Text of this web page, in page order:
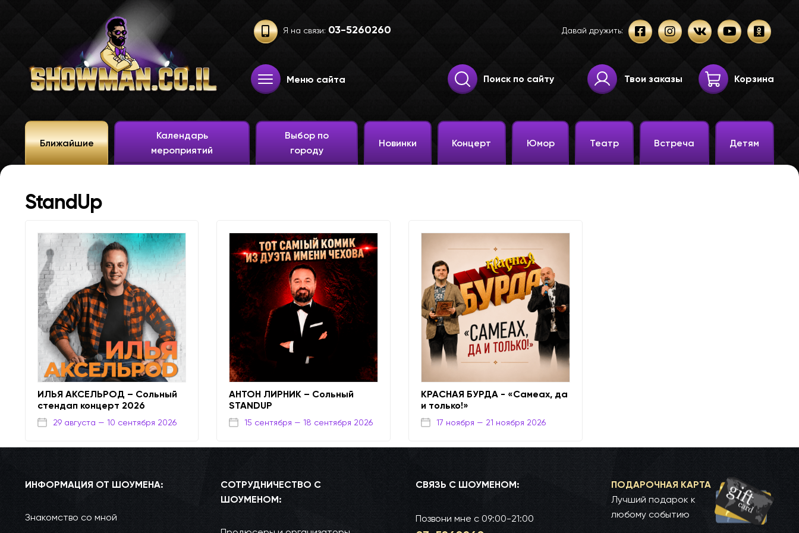
Я на связи: 03-52­60­260 Давай дружить:
Меню сайта
Искать:
Поиск
Твои заказы Корзина
Ближайшие
Календарь
мероприятий
Выбор по
городу
Новинки Концерт Юмор Театр Встреча Детям
StandUp
ИЛЬЯ АКСЕЛЬРОД – Сольный
стендап концерт 2026
29 августа — 10 сентября 2026
АНТОН ЛИРНИК – Сольный
STANDUP
15 сентября — 18 сентября 2026
КРАСНАЯ БУРДА - «Самеах, да
и только!»
17 ноября — 21 ноября 2026
ИНФОРМАЦИЯ ОТ ШОУМЕНА:
Знакомство со мной
СОТРУДНИЧЕСТВО С
ШОУМЕНОМ:
СВЯЗЬ С ШОУМЕНОМ:
Позвони мне с 09:00-21:00
ПОДАРОЧНАЯ КАРТА
Лучший подарок к
любому событию